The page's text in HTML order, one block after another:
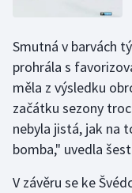
Moderní pětiboj
Motorsport
Olympijské hry
Parasport
Smutná v barvách
prohrála s
měla z výsledku
začátku sezony
nebyla jistá, jak na
bomba," uvedla
V závěru se ke